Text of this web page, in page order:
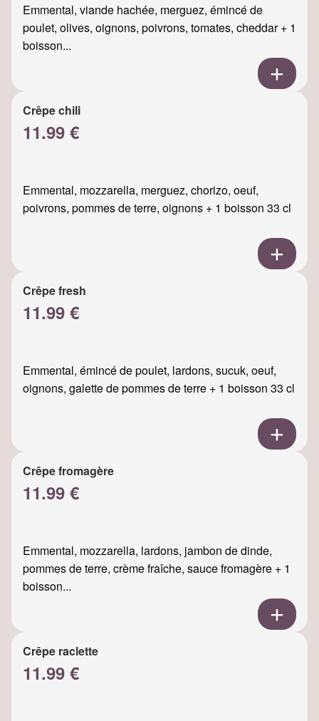
Emmental, viande hachée, merguez, émincé de
poulet, olives, oignons, poivrons, tomates, cheddar + 1
boisson...
Crêpe chili
11.99 €
Emmental, mozzarella, merguez, chorizo, oeuf,
poivrons, pommes de terre, oignons + 1 boisson 33 cl
Crêpe fresh
11.99 €
Emmental, émincé de poulet, lardons, sucuk, oeuf,
oignons, galette de pommes de terre + 1 boisson 33 cl
Crêpe fromagère
11.99 €
Emmental, mozzarella, lardons, jambon de dinde,
pommes de terre, crème fraîche, sauce fromagère + 1
boisson...
Crêpe raclette
11.99 €